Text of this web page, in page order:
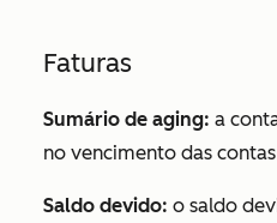
Faturas
Sumário de aging: a
no vencimento das
Saldo devido: o saldo